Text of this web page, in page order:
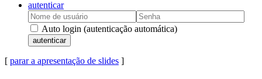
autenticar
Auto login (autenticação automática)
autenticar
[ parar a apresentação de slides ]